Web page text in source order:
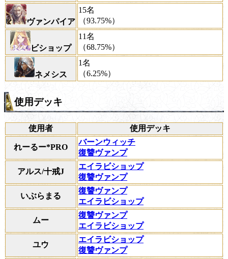
ヴァンパイア
15名
（93.75%）
ビショップ
11名
（68.75%）
ネメシス
1名
（6.25%）
使用デッキ
使用者 使用デッキ
れーるー*PRO
バーンウィッチ
復讐ヴァンプ
アルス/十戒J
エイラビショップ
復讐ヴァンプ
いぶらまる
復讐ヴァンプ
エイラビショップ
ムー
復讐ヴァンプ
エイラビショップ
ユウ
エイラビショップ
復讐ヴァンプ